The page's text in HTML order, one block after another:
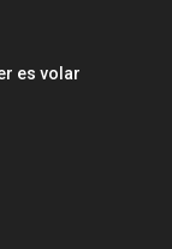
es volar